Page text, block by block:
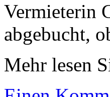
Vermieterin
abgebucht,
Mehr lesen